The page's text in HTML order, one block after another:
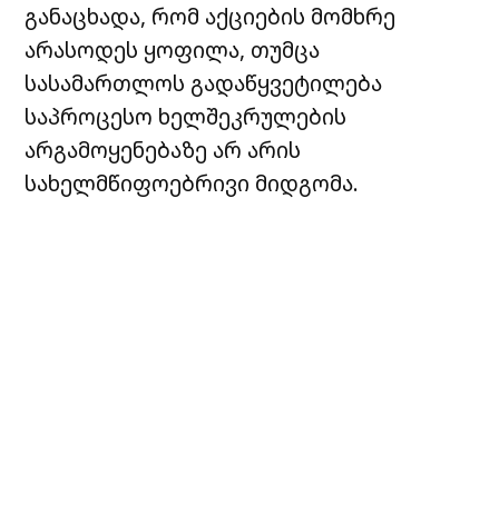
განაცხადა, რომ აქციების მომხრე
არასოდეს ყოფილა, თუმცა
სასამართლოს გადაწყვეტილება
საპროცესო ხელშეკრულების
არგამოყენებაზე არ არის
სახელმწიფოებრივი მიდგომა.